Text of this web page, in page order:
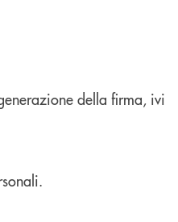
della firma, ivi